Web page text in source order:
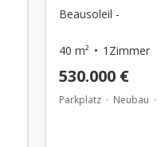
Beausoleil -
40 m² 1Zimmer
530.000 €
Parkplatz Neubau